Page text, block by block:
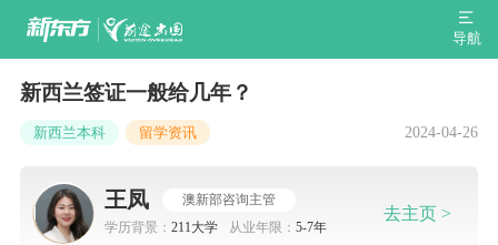
导航
新西兰签证一般给几年？
新西兰本科 留学资讯 2024-04-26
王凤
澳新部咨询主管
学历背景： 211大学 从业年限： 5-7年
去主页 >